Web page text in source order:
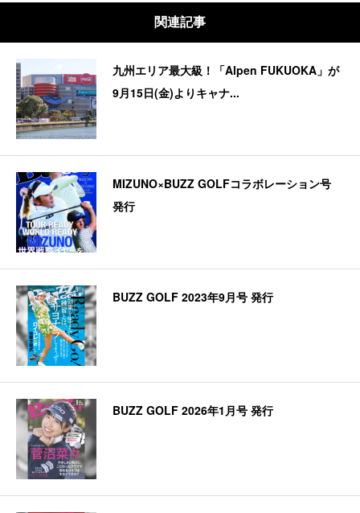
関連記事
九州エリア最大級！「Alpen FUKUOKA」が
9月15日(金)よりキャナ...
MIZUNO×BUZZ GOLFコラボレーション号
発行
BUZZ GOLF 2023年9月号 発行
BUZZ GOLF 2026年1月号 発行